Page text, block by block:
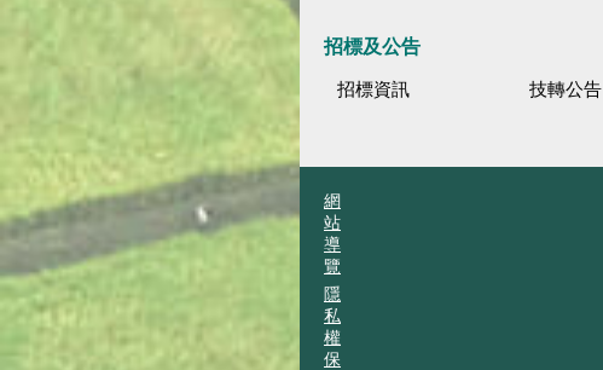
招標及公告
招標資訊 技轉公告
網
站
導
覽
隱
私
權
保